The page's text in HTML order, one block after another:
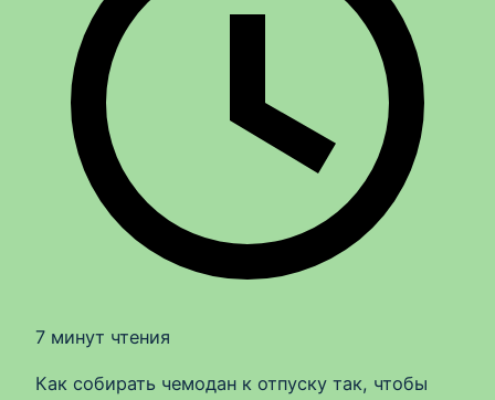
7 минут чтения
Как собирать чемодан к отпуску так, чтобы